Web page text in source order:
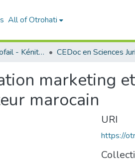
All of Otrohati
Université Ibn Tofail - Kénitra
marketing
marocain
URI
https://